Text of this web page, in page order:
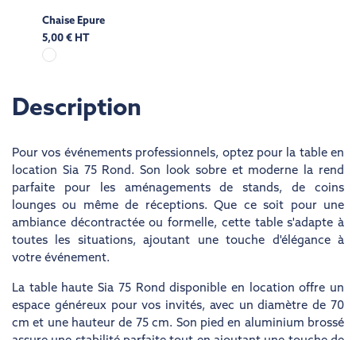
Chaise Epure
5,00 € HT
Description
Pour vos événements professionnels, optez pour la table en
location Sia 75 Rond. Son look sobre et moderne la rend
parfaite pour les aménagements de stands, de coins
lounges ou même de réceptions. Que ce soit pour une
ambiance décontractée ou formelle, cette table s'adapte à
toutes les situations, ajoutant une touche d'élégance à
votre événement.
La table haute Sia 75 Rond disponible en location offre un
espace généreux pour vos invités, avec un diamètre de 70
cm et une hauteur de 75 cm. Son pied en aluminium brossé